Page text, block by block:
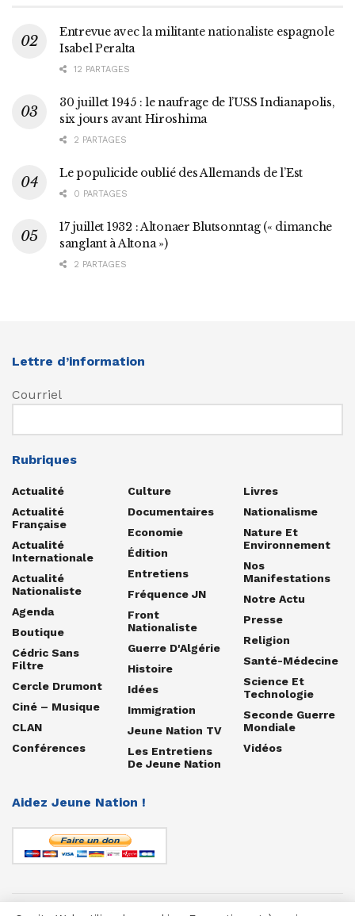
Entrevue avec la militante nationaliste espagnole
Isabel Peralta
12 PARTAGES
30 juillet 1945 : le naufrage de l’USS Indianapolis,
six jours avant Hiroshima
2 PARTAGES
Le populicide oublié des Allemands de l’Est
0 PARTAGES
17 juillet 1932 : Altonaer Blutsonntag (« dimanche
sanglant à Altona »)
2 PARTAGES
Lettre d’information
Courriel
Rubriques
Actualité
Actualité
Française
Actualité
Internationale
Actualité
Nationaliste
Agenda
Boutique
Cédric Sans
Filtre
Cercle Drumont
Ciné – Musique
CLAN
Conférences
Culture
Documentaires
Economie
Édition
Entretiens
Fréquence JN
Front
Nationaliste
Guerre D'Algérie
Histoire
Idées
Immigration
Jeune Nation TV
Les Entretiens
De Jeune Nation
Livres
Nationalisme
Nature Et
Environnement
Nos
Manifestations
Notre Actu
Presse
Religion
Santé-Médecine
Science Et
Technologie
Seconde Guerre
Mondiale
Vidéos
Aidez Jeune Nation !